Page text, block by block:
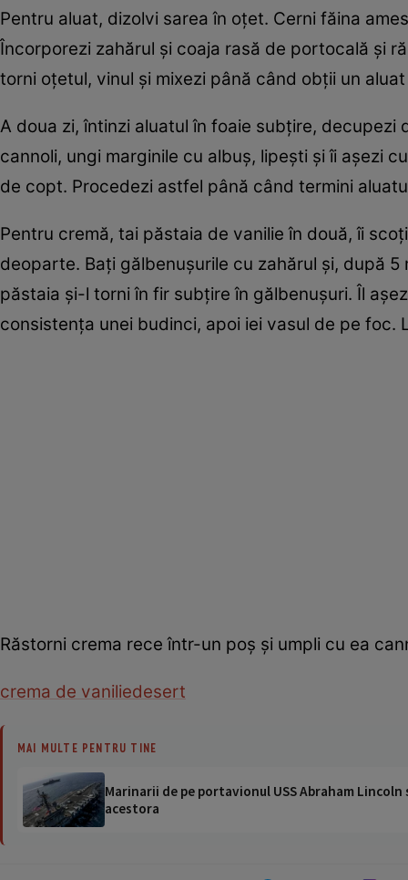
Pentru aluat, dizolvi sarea în oțet. Cerni făina
Încorporezi zahărul și coaja rasă de portocală și
torni oțetul, vinul și mixezi până când obții un
A doua zi, întinzi aluatul în foaie subțire,
cannoli, ungi marginile cu albuș, lipești și îi așezi
de copt. Procedezi astfel până când termini
Pentru cremă, tai păstaia de vanilie în două, îi
deoparte. Bați gălbenușurile cu zahărul și, după
păstaia și-l torni în fir subțire în gălbenușuri. Îl
consistența unei budinci, apoi iei vasul de pe
Răstorni crema rece într-un poș și umpli cu ea
crema de vaniliedesert
MAI MULTE PENTRU TINE
Marinarii de pe portavionul USS Abraham
acestora